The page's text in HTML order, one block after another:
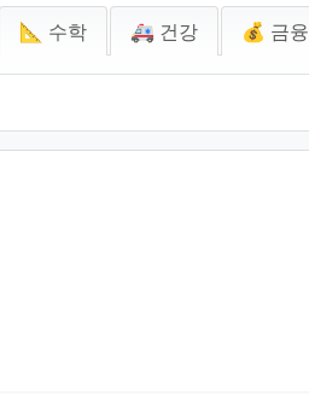
📐 수학 🚑 건강 💰 금융